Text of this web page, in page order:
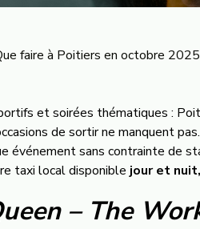
faire à Poitiers en octobre
et soirées thématiques :
de sortir ne manquent pas.
événement sans contrainte de
taxi local disponible jour et
– The